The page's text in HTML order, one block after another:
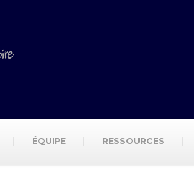
ÉQUIPE RESSOURCES